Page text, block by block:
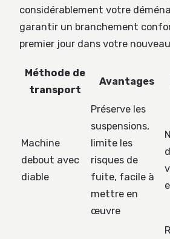
considérablement votre
garantir un branchement
premier jour dans votre
Méthode de
transport
Avantages
Machine
debout avec
diable
Préserve les
suspensions,
limite les
risques de
fuite, facile à
mettre en
œuvre